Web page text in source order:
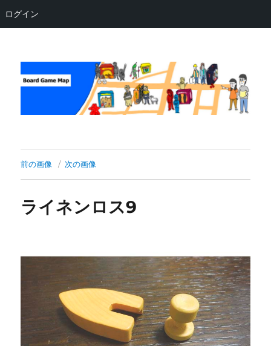
ログイン
Board Game Map
前の画像 次の画像
ライネンロス9